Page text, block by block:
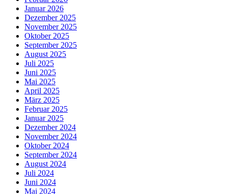
Januar 2026
Dezember 2025
November 2025
Oktober 2025
September 2025
August 2025
Juli 2025
Juni 2025
Mai 2025
April 2025
März 2025
Februar 2025
Januar 2025
Dezember 2024
November 2024
Oktober 2024
September 2024
August 2024
Juli 2024
Juni 2024
Mai 2024